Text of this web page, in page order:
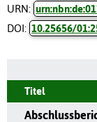
URN:
DOI: 10.25656/
Titel